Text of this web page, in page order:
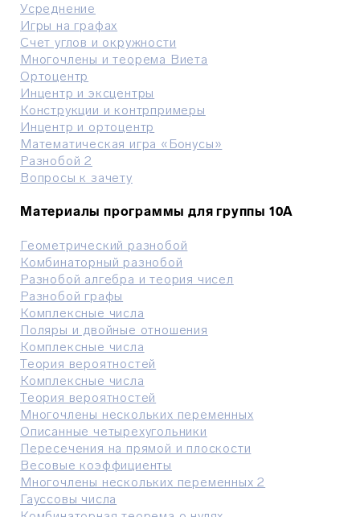
Усреднение
Игры на графах
Счет углов и окружности
Многочлены и теорема Виета
Ортоцентр
Инцентр и эксцентры
Конструкции и контрпримеры
Инцентр и ортоцентр
Математическая игра «Бонусы»
Разнобой 2
Вопросы к зачету
Материалы программы для группы 10А
Геометрический разнобой
Комбинаторный разнобой
Разнобой алгебра и теория чисел
Разнобой графы
Комплексные числа
Поляры и двойные отношения
Комплексные числа
Теория вероятностей
Комплексные числа
Теория вероятностей
Многочлены нескольких переменных
Описанные четырехугольники
Пересечения на прямой и плоскости
Весовые коэффициенты
Многочлены нескольких переменных 2
Гауссовы числа